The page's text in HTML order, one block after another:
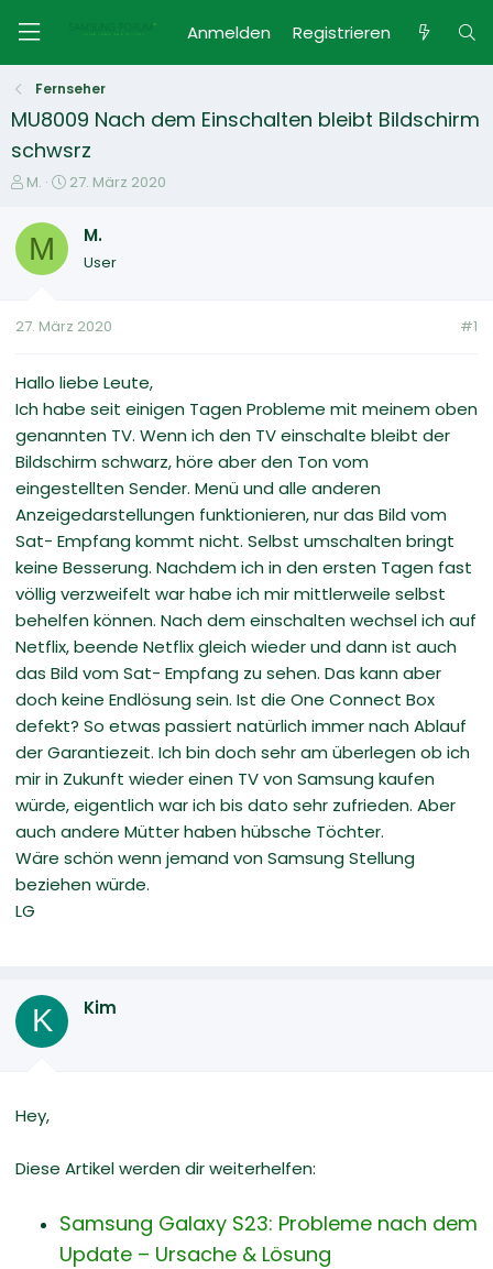
Anmelden Registrieren
Fernseher
MU8009 Nach dem Einschalten bleibt Bildschirm
schwsrz
E
s
e
e
M.
E
t
m
27. März 2020
M M.
User
27. März 2020 #1
Hallo liebe Leute,
Ich habe seit einigen Tagen Probleme mit meinem oben
genannten TV. Wenn ich den TV einschalte bleibt der
Bildschirm schwarz, höre aber den Ton vom
eingestellten Sender. Menü und alle anderen
Anzeigedarstellungen funktionieren, nur das Bild vom
Sat- Empfang kommt nicht. Selbst umschalten bringt
keine Besserung. Nachdem ich in den ersten Tagen fast
völlig verzweifelt war habe ich mir mittlerweile selbst
behelfen können. Nach dem einschalten wechsel ich auf
Netflix, beende Netflix gleich wieder und dann ist auch
das Bild vom Sat- Empfang zu sehen. Das kann aber
doch keine Endlösung sein. Ist die One Connect Box
defekt? So etwas passiert natürlich immer nach Ablauf
der Garantiezeit. Ich bin doch sehr am überlegen ob ich
mir in Zukunft wieder einen TV von Samsung kaufen
würde, eigentlich war ich bis dato sehr zufrieden. Aber
auch andere Mütter haben hübsche Töchter.
Wäre schön wenn jemand von Samsung Stellung
beziehen würde.
LG
K Kim
Hey,
Diese Artikel werden dir weiterhelfen:
Samsung Galaxy S23: Probleme nach dem
Update – Ursache & Lösung